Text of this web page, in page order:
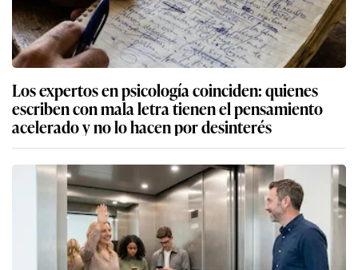
Los expertos en psicología coinciden: quienes
escriben con mala letra tienen el pensamiento
acelerado y no lo hacen por desinterés